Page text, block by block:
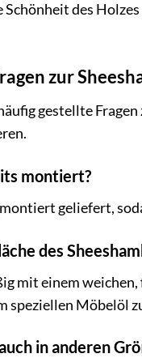
des
zur
gestellte
montiert?
geliefert,
des
mit einem
speziellen Möbelöl
in anderen